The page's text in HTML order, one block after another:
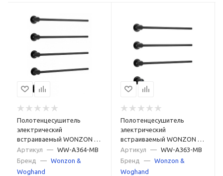
Полотенцесушитель
электрический
встраиваемый WONZON &
WOGHAND DORTMUND,
Черный матовый (WW-
A364-MB)
Артикул — WW-A364-MB
Бренд
— Wonzon &
Woghand
Полотенцесушитель
электрический
встраиваемый WONZON &
WOGHAND DORTMUND,
Черный матовый (WW-
A363-MB)
Артикул — WW-A363-MB
Бренд
— Wonzon &
Woghand